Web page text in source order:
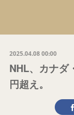
2025.04.08 00:00
NHL、カナダ
円超え。